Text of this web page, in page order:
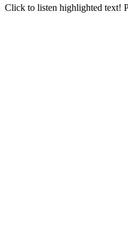
Click to listen highlighted text!